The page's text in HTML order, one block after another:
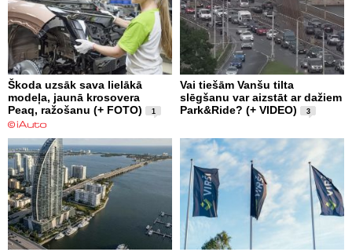
Škoda uzsāk sava lielākā
modeļa, jaunā krosovera
Peaq, ražošanu (+ FOTO)
1
Vai tiešām Vanšu tilta
slēgšanu var aizstāt ar dažiem
Park&Ride? (+ VIDEO)
3